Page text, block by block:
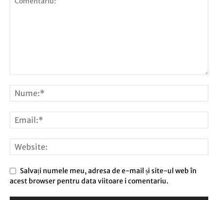
Salvați numele meu, adresa de e-mail și site-ul web în
acest browser pentru data viitoare i comentariu.